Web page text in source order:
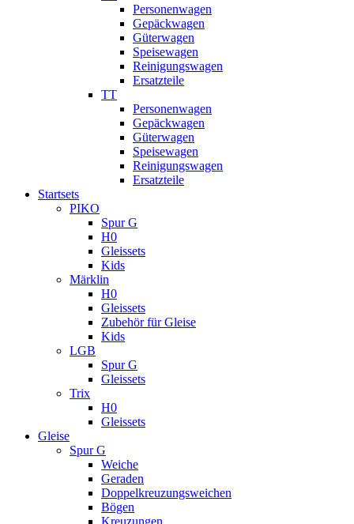
Personenwagen
Gepäckwagen
Güterwagen
Speisewagen
Reinigungswagen
Ersatzteile
TT
Personenwagen
Gepäckwagen
Güterwagen
Speisewagen
Reinigungswagen
Ersatzteile
Startsets
PIKO
Spur G
H0
Gleissets
Kids
Märklin
H0
Gleissets
Zubehör für Gleise
Kids
LGB
Spur G
Gleissets
Trix
H0
Gleissets
Gleise
Spur G
Weiche
Geraden
Doppelkreuzungsweichen
Bögen
Kreuzungen